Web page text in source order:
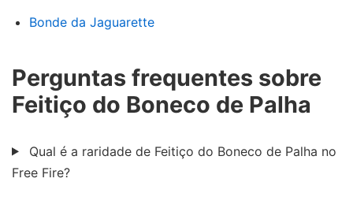
Bonde da Jaguarette
Perguntas frequentes sobre
Feitiço do Boneco de Palha
Qual é a raridade de Feitiço do Boneco de Palha no
Free Fire?